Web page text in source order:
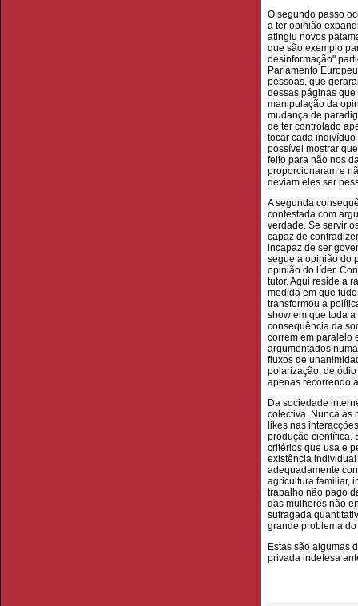
O segundo passo
a ter opinião
atingiu novos
que são exemplo
desinformação"
Parlamento
pessoas, que
dessas páginas
manipulação da
mudança de
de ter controlado
tocar cada
possível mostrar
feito para não nos
proporcionaram e
deviam eles ser
A segunda
contestada com
verdade. Se servir
capaz de
incapaz de ser
segue a opinião do
opinião do líder.
tutor. Aqui reside a
medida em que
transformou a
show em que toda
consequência da
correm em paralelo
argumentados
fluxos de
polarização, de
apenas recorrendo
Da sociedade
colectiva. Nunca as
likes nas
produção científica.
critérios que usa e
existência
adequadamente
agricultura familiar,
trabalho não pago
das mulheres não
sufragada
grande problema
Estas são algumas
privada indefesa